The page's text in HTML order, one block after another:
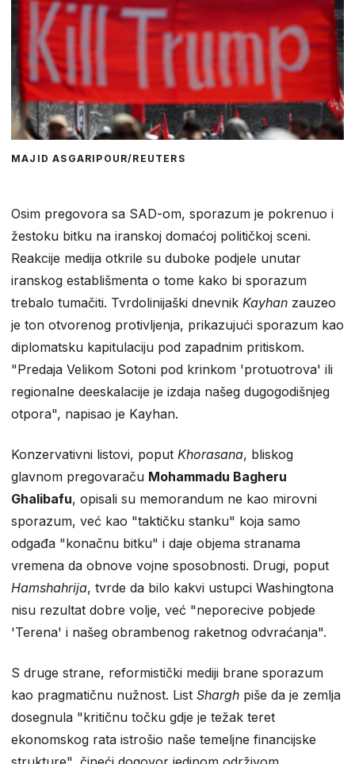
MAJID ASGARIPOUR/REUTERS
Osim pregovora sa SAD-om, sporazum je pokrenuo i
žestoku bitku na iranskoj domaćoj političkoj sceni.
Reakcije medija otkrile su duboke podjele unutar
iranskog establišmenta o tome kako bi sporazum
trebalo tumačiti. Tvrdolinijaški dnevnik Kayhan zauzeo
je ton otvorenog protivljenja, prikazujući sporazum kao
diplomatsku kapitulaciju pod zapadnim pritiskom.
"Predaja Velikom Sotoni pod krinkom 'protuotrova' ili
regionalne deeskalacije je izdaja našeg dugogodišnjeg
otpora", napisao je Kayhan.
Konzervativni listovi, poput Khorasana, bliskog
glavnom pregovaraču Mohammadu Bagheru
Ghalibafu, opisali su memorandum ne kao mirovni
sporazum, već kao "taktičku stanku" koja samo
odgađa "konačnu bitku" i daje objema stranama
vremena da obnove vojne sposobnosti. Drugi, poput
Hamshahrija, tvrde da bilo kakvi ustupci Washingtona
nisu rezultat dobre volje, već "neporecive pobjede
'Terena' i našeg obrambenog raketnog odvraćanja".
S druge strane, reformistički mediji brane sporazum
kao pragmatičnu nužnost. List Shargh piše da je zemlja
dosegnula "kritičnu točku gdje je težak teret
ekonomskog rata istrošio naše temeljne financijske